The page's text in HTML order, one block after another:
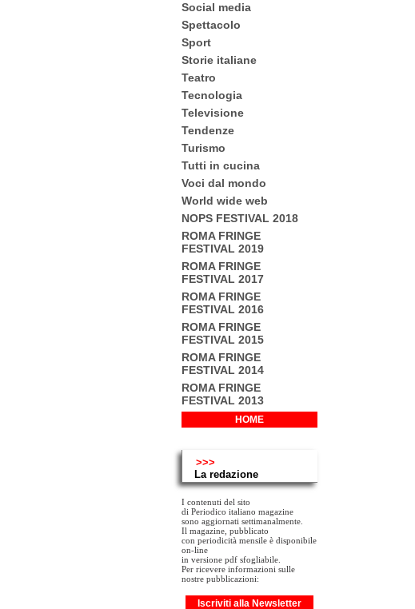
Social media
Spettacolo
Sport
Storie italiane
Teatro
Tecnologia
Televisione
Tendenze
Turismo
Tutti in cucina
Voci dal mondo
World wide web
NOPS FESTIVAL 2018
ROMA FRINGE
FESTIVAL 2019
ROMA FRINGE
FESTIVAL 2017
ROMA FRINGE
FESTIVAL 2016
ROMA FRINGE
FESTIVAL 2015
ROMA FRINGE
FESTIVAL 2014
ROMA FRINGE
FESTIVAL 2013
HOME
>>>
La redazione
I contenuti del sito
di Periodico italiano magazine
sono aggiornati settimanalmente.
Il magazine, pubblicato
con periodicità mensile è disponibile
on-line
in versione pdf sfogliabile.
Per ricevere informazioni sulle
nostre pubblicazioni:
Iscriviti alla Newsletter